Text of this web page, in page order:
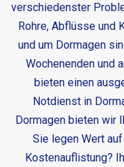
verschiedenster
Rohre, Abflüsse und
und um Dormagen
Wochenenden und
bieten einen
Notdienst in
Dormagen bieten wir
Sie legen Wert
Kostenauflistung?